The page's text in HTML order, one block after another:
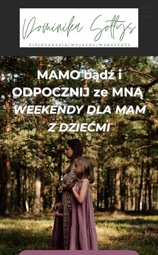
MAMO bądź i
ODPOCZNIJ ze MNĄ
WEEKENDY DLA MAM
Z DZIEĆMI